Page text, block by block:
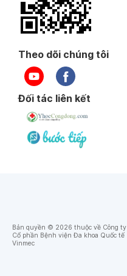
Theo dõi chúng tôi
Đối tác liên kết
Bản quyền © 2026 thuộc về Công ty
Cổ phần Bệnh viện Đa khoa Quốc tế
Vinmec